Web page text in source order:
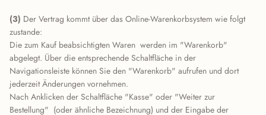
(3) Der Vertrag kommt über das Online-Warenkorbsystem wie folgt
zustande:
Die zum Kauf beabsichtigten Waren werden im "Warenkorb"
abgelegt. Über die entsprechende Schaltfläche in der
Navigationsleiste können Sie den "Warenkorb" aufrufen und dort
jederzeit Änderungen vornehmen.
Nach Anklicken der Schaltfläche "Kasse" oder "Weiter zur
Bestellung" (oder ähnliche Bezeichnung) und der Eingabe der